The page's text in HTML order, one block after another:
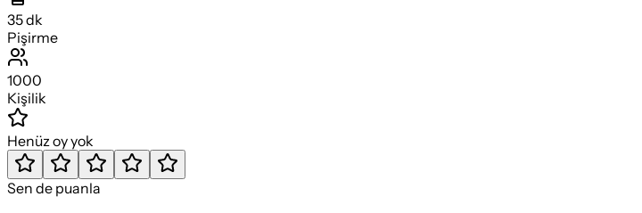
35dk
Pişirme
1000
Kişilik
Henüz oy yok
Sen de puanla